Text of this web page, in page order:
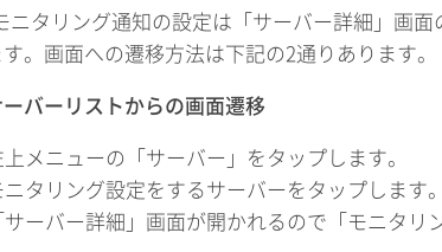
ニタリング通知の設定は「サーバー詳細」画
。画面への遷移方法は下記の2通りあります。
ーバーリストからの画面遷移
上メニューの「サーバー」をタップします。
ニタリング設定をするサーバーをタップします。
サーバー詳細」画面が開かれるので「モニタリ